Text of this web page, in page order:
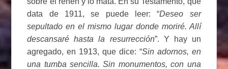
data de 1911, se puede leer: “Deseo ser
sepultado en el mismo lugar donde moriré. Allí
descansaré hasta la resurrección”. Y hay un
agregado, en 1913, que dice: “Sin adornos, en
una tumba sencilla. Sin monumentos, con una